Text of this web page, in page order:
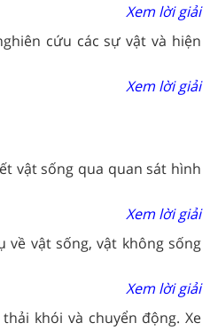
Xem lời giải
cứu các sự vật và hiện
Xem lời giải
vật sống qua quan sát hình
Xem lời giải
về vật sống, vật không sống
Xem lời giải
khói và chuyển động. Xe